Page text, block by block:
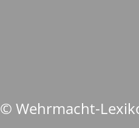
© Wehrmacht-